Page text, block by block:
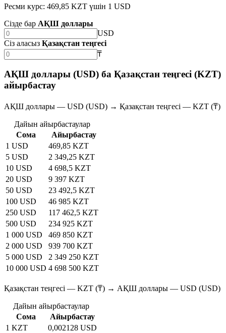
Ресми курс: 469,85 KZT үшін 1 USD
Сізде бар АҚШ доллары
USD
Сіз аласыз Қазақстан теңгесі
₸
АҚШ доллары (USD) ба Қазақстан теңгесі (KZT)
айырбастау
АҚШ доллары — USD (USD) → Қазақстан теңгесі — KZT (₸)
Дайын айырбастаулар
Сома
Айырбастау
1 USD
469,85 KZT
5 USD
2 349,25 KZT
10 USD
4 698,5 KZT
20 USD
9 397 KZT
50 USD
23 492,5 KZT
100 USD
46 985 KZT
250 USD
117 462,5 KZT
500 USD
234 925 KZT
1 000 USD
469 850 KZT
2 000 USD
939 700 KZT
5 000 USD
2 349 250 KZT
10 000 USD 4 698 500 KZT
Қазақстан теңгесі — KZT (₸) → АҚШ доллары — USD (USD)
Дайын айырбастаулар
Сома
Айырбастау
1 KZT
0,002128 USD